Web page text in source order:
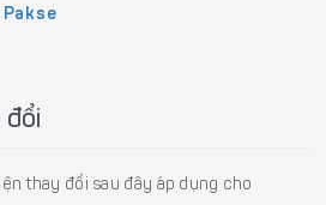
Pakse
đổi
thay đổi sau đây áp dụng cho